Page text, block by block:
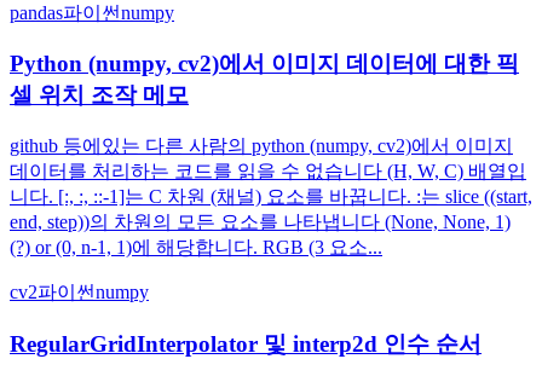
pandas파이썬numpy
Python (numpy, cv2)에서 이미지 데이터에 대한 픽
셀 위치 조작 메모
github 등에있는 다른 사람의 python (numpy, cv2)에서 이미지
데이터를 처리하는 코드를 읽을 수 없습니다 (H, W, C) 배열입
니다. [:, :, ::-1]는 C 차원 (채널) 요소를 바꿉니다. :는 slice ((start,
end, step))의 차원의 모든 요소를 나타냅니다 (None, None, 1)
(?) or (0, n-1, 1)에 해당합니다. RGB (3 요소...
cv2파이썬numpy
RegularGridInterpolator 및 interp2d 인수 순서